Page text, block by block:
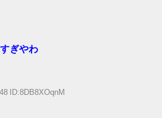
ぎやわ
ID:8DB8XOqnM